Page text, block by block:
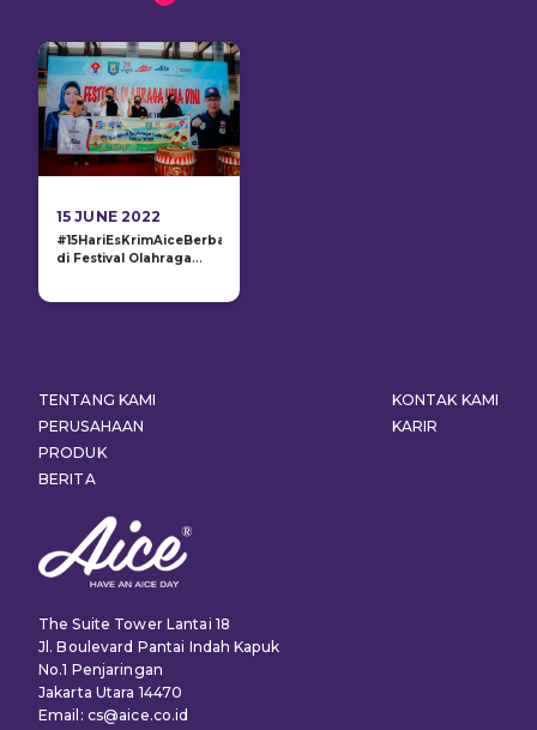
15 JUNE 2022
#15HariEsKrimAiceBerbagiSehat
di Festival Olahraga
The Suite Tower Lantai 18
Jl. Boulevard Pantai Indah Kapuk
No.1 Penjaringan
Jakarta Utara 14470
Email: cs@aice.co.id
TENTANG KAMI
PERUSAHAAN
PRODUK
BERITA
KONTAK KAMI
KARIR